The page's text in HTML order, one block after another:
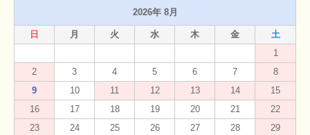
2026年 8月
日 月 火 水 木 金
土
1
2
3 4 5 6 7
8
9
10 11 12 13 14
15
16
17 18 19 20 21
22
23
24 25 26 27 28
29